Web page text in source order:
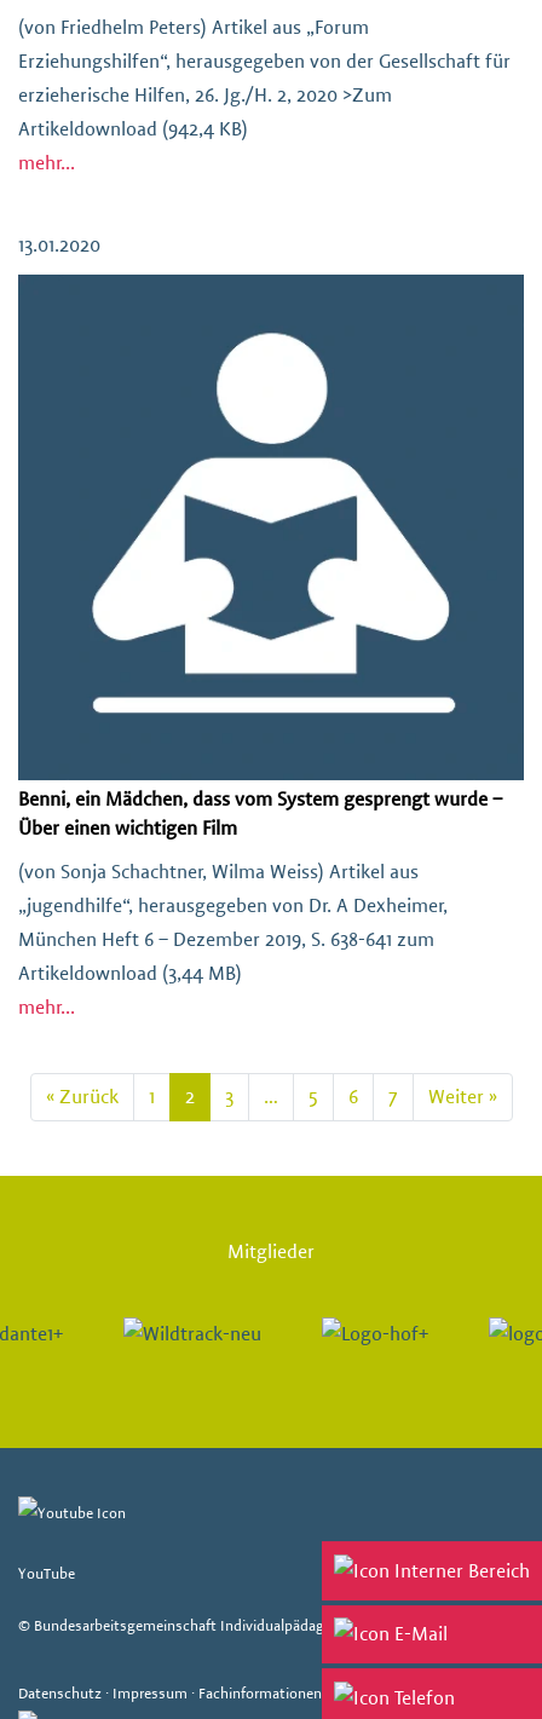
(von Friedhelm Peters) Artikel aus „Forum
Erziehungshilfen“, herausgegeben von der Gesellschaft für
erzieherische Hilfen, 26. Jg./H. 2, 2020 >Zum
Artikeldownload (942,4 KB)
mehr...
13.01.2020
Benni, ein Mädchen, dass vom System gesprengt wurde –
Über einen wichtigen Film
(von Sonja Schachtner, Wilma Weiss) Artikel aus
„jugendhilfe“, herausgegeben von Dr. A Dexheimer,
München Heft 6 – Dezember 2019, S. 638-641 zum
Artikeldownload (3,44 MB)
mehr...
« Zurück 1 2 3 … 5 6 7 Weiter »
Mitglieder
YouTube
© Bundesarbeitsgemeinschaft Individualpädagogik e. V. 2026
Datenschutz · Impressum · Fachinformationen Fachveranstaltungen